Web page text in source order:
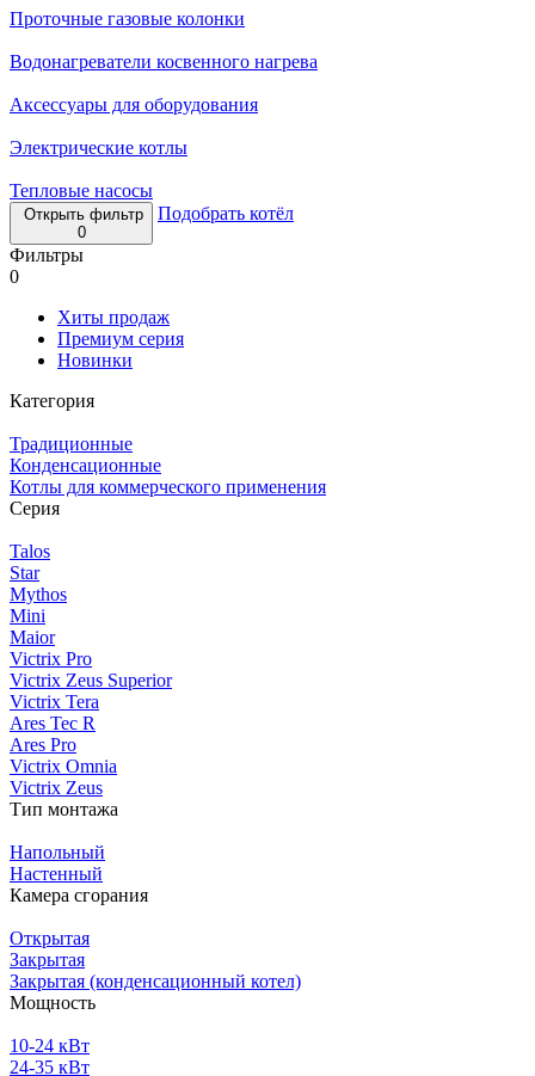
Проточные газовые колонки
Водонагреватели косвенного нагрева
Аксессуары для оборудования
Электрические котлы
Тепловые насосы
Открыть фильтр
0
Подобрать котёл
Фильтры
0
Хиты продаж
Премиум серия
Новинки
Категория
Традиционные
Конденсационные
Котлы для коммерческого применения
Серия
Talos
Star
Mythos
Mini
Maior
Victrix Pro
Victrix Zeus Superior
Victrix Tera
Ares Tec R
Ares Pro
Victrix Omnia
Victrix Zeus
Тип монтажа
Напольный
Настенный
Камера сгорания
Открытая
Закрытая
Закрытая (конденсационный котел)
Мощность
10-24 кВт
24-35 кВт